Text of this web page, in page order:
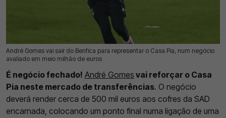
André Gomes vai sair do Benfica para representar o Casa Pia, num negócio
avaliado em meio milhão de euros
17 Jul 2026 | 14:45 | 0
É negócio fechado! André Gomes vai reforçar o Casa
Pia neste mercado de transferências. O negócio
deverá render cerca de 500 mil euros aos cofres da SAD
encarnada, colocando um ponto final numa ligação de uma